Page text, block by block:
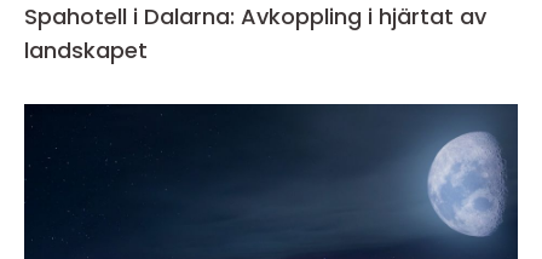
Spahotell i Dalarna: Avkoppling i hjärtat av
landskapet